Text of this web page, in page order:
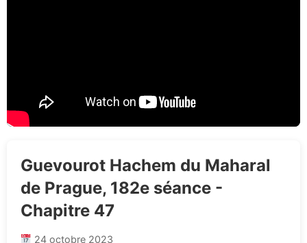
Guevourot Hachem du Maharal
de Prague, 182e séance -
Chapitre 47
24 octobre 2023